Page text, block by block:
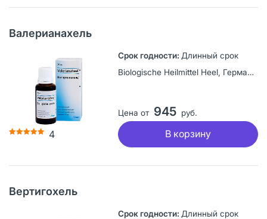
Валерианахель
4
Длинный срок
Biologische Heilmittel Heel, Германия
Цена от 945 руб.
В корзину
Вертигохель
Длинный срок